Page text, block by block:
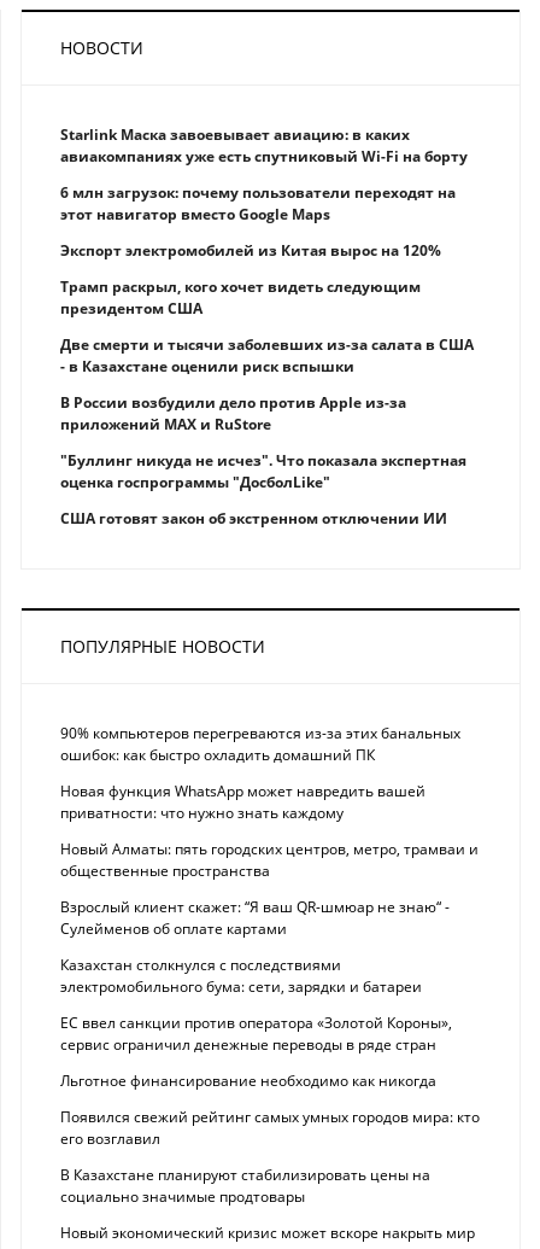
НОВОСТИ
Starlink Маска завоевывает авиацию: в каких
авиакомпаниях уже есть спутниковый Wi-Fi на борту
6 млн загрузок: почему пользователи переходят на
этот навигатор вместо Google Maps
Экспорт электромобилей из Китая вырос на 120%
Трамп раскрыл, кого хочет видеть следующим
президентом США
Две смерти и тысячи заболевших из-за салата в США
- в Казахстане оценили риск вспышки
В России возбудили дело против Apple из-за
приложений MAX и RuStore
"Буллинг никуда не исчез". Что показала экспертная
оценка госпрограммы "ДосболLike"
США готовят закон об экстренном отключении ИИ
ПОПУЛЯРНЫЕ НОВОСТИ
90% компьютеров перегреваются из-за этих банальных
ошибок: как быстро охладить домашний ПК
Новая функция WhatsApp может навредить вашей
приватности: что нужно знать каждому
Новый Алматы: пять городских центров, метро, трамваи и
общественные пространства
Взрослый клиент скажет: “Я ваш QR-шмюар не знаю“ -
Сулейменов об оплате картами
Казахстан столкнулся с последствиями
электромобильного бума: сети, зарядки и батареи
ЕС ввел санкции против оператора «Золотой Короны»,
сервис ограничил денежные переводы в ряде стран
Льготное финансирование необходимо как никогда
Появился свежий рейтинг самых умных городов мира: кто
его возглавил
В Казахстане планируют стабилизировать цены на
социально значимые продтовары
Новый экономический кризис может вскоре накрыть мир